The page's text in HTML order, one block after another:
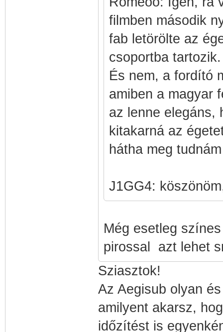
filmben második
fab letörölte az
csoportba tartozik.
És nem, a fordító
amiben a magyar
az lenne elegáns,
kitakarná az
hátha meg
J1GG4:
Még esetleg
pirossal azt lehet
Sziasztok!
Az Aegisub olyan
amilyent akarsz,
időzítést is